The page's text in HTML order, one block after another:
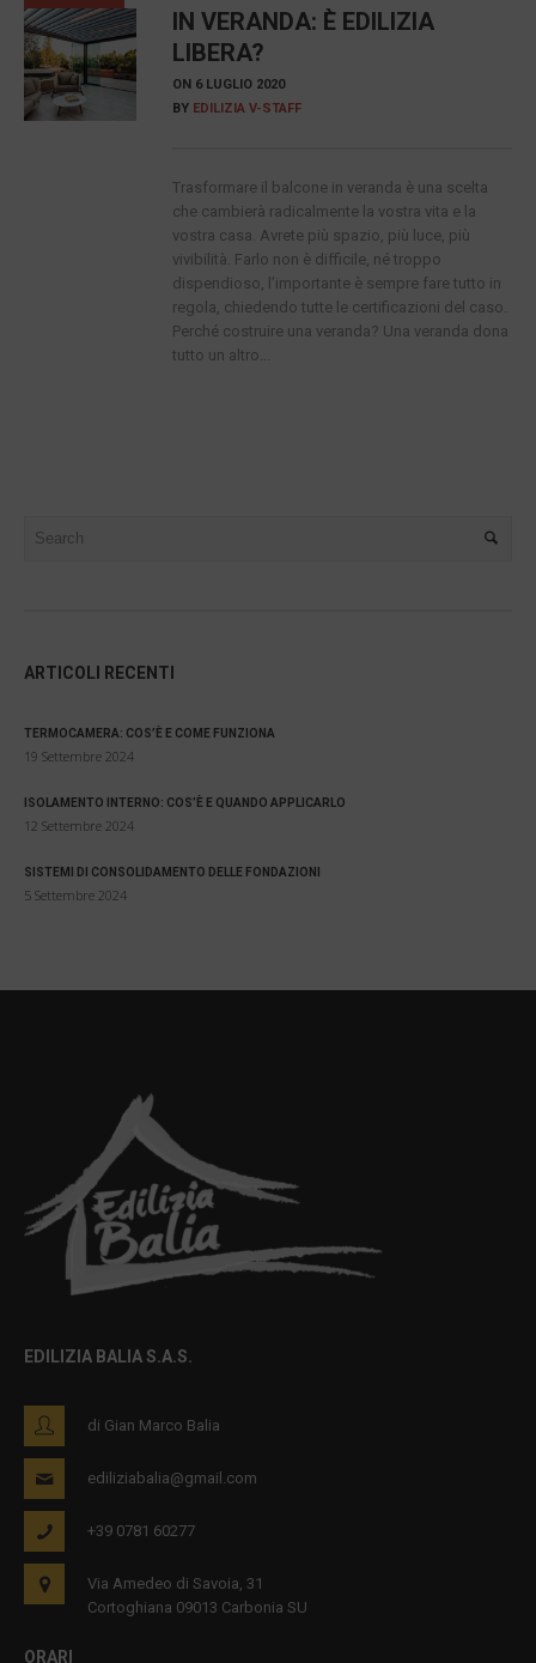
IN VERANDA: È EDILIZIA
LIBERA?
ON 6 LUGLIO 2020
BY EDILIZIA V-STAFF
Trasformare il balcone in veranda è una scelta
che cambierà radicalmente la vostra vita e la
vostra casa. Avrete più spazio, più luce, più
vivibilità. Farlo non è difficile, né troppo
dispendioso, l’importante è sempre fare tutto in
regola, chiedendo tutte le certificazioni del caso.
Perché costruire una veranda? Una veranda dona
tutto un altro...
ARTICOLI RECENTI
TERMOCAMERA: COS’È E COME FUNZIONA
19 Settembre 2024
ISOLAMENTO INTERNO: COS’È E QUANDO APPLICARLO
12 Settembre 2024
SISTEMI DI CONSOLIDAMENTO DELLE FONDAZIONI
5 Settembre 2024
EDILIZIA BALIA S.A.S.
di Gian Marco Balia
ediliziabalia@gmail.com
+39 0781 60277
Via Amedeo di Savoia, 31
Cortoghiana 09013 Carbonia SU
ORARI